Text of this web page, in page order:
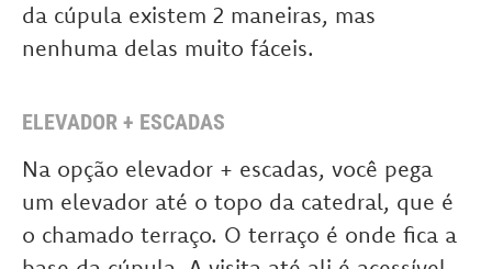
da cúpula existem 2 maneiras, mas
nenhuma delas muito fáceis.
ELEVADOR + ESCADAS
Na opção elevador + escadas, você pega
um elevador até o topo da catedral, que é
o chamado terraço. O terraço é onde fica a